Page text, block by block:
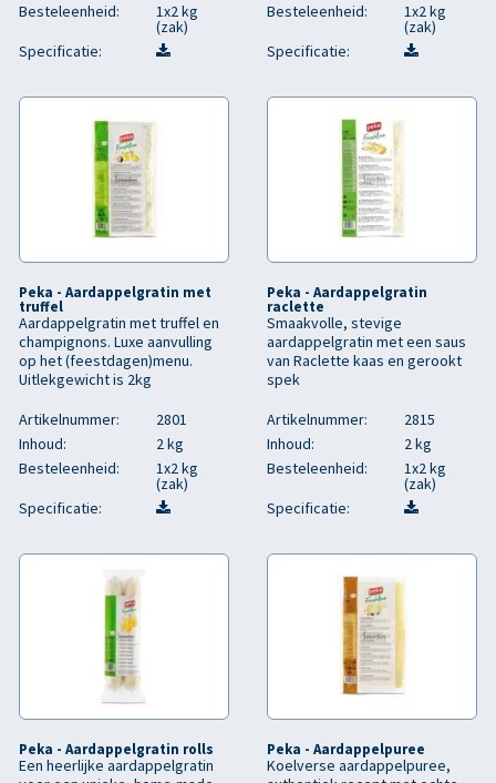
Besteleenheid:
1x2 kg
(zak)
Specificatie:
Besteleenheid:
1x2 kg
(zak)
Specificatie:
Peka - Aardappelgratin met
truffel
Aardappelgratin met truffel en
champignons. Luxe aanvulling
op het (feestdagen)menu.
Uitlekgewicht is 2kg
Artikelnummer:
2801
Inhoud:
2 kg
Besteleenheid:
1x2 kg
(zak)
Specificatie:
Peka - Aardappelgratin
raclette
Smaakvolle, stevige
aardappelgratin met een saus
van Raclette kaas en gerookt
spek
Artikelnummer:
2815
Inhoud:
2 kg
Besteleenheid:
1x2 kg
(zak)
Specificatie:
Peka - Aardappelgratin rolls
Een heerlijke aardappelgratin
Peka - Aardappelpuree
Koelverse aardappelpuree,